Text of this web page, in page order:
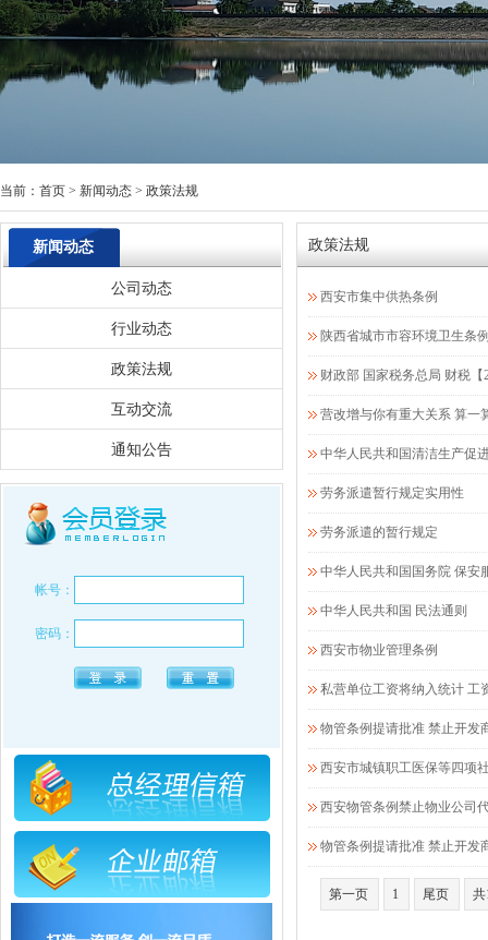
当前： 首页 > 新闻动态 > 政策法规
新闻动态
公司动态
行业动态
政策法规
互动交流
通知公告
帐号：
密码：
政策法规
西安市集中供热条例
陕西省城市市容环境卫生条
财政部 国家税务总局 财税【
营改增与你有重大关系 算一
中华人民共和国清洁生产促
劳务派遣暂行规定实用性
劳务派遣的暂行规定
中华人民共和国国务院 保安
中华人民共和国 民法通则
西安市物业管理条例
私营单位工资将纳入统计 工
物管条例提请批准 禁止开发
西安市城镇职工医保等四项
西安物管条例禁止物业公司
物管条例提请批准 禁止开发
第一页 1 尾页